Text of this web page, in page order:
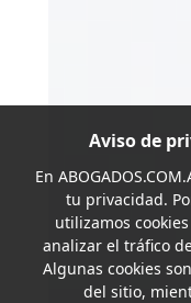
Aviso de
En
tu privacidad.
utilizamos
analizar el tráfico
Algunas cookies
del sitio,